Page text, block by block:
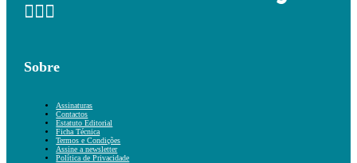
Sobre
Assinaturas
Contactos
Estatuto Editorial
Ficha Técnica
Termos e Condições
Assine a newsletter
Política de Privacidade